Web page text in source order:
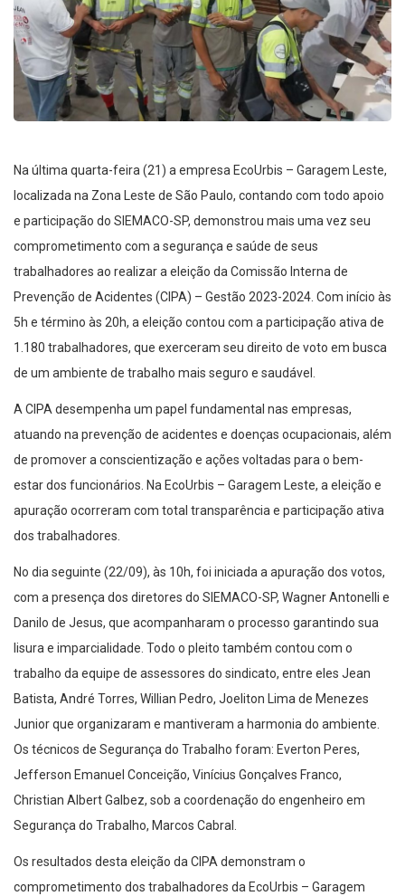
Na última quarta-feira (21) a empresa EcoUrbis – Garagem Leste,
localizada na Zona Leste de São Paulo, contando com todo apoio
e participação do SIEMACO-SP, demonstrou mais uma vez seu
comprometimento com a segurança e saúde de seus
trabalhadores ao realizar a eleição da Comissão Interna de
Prevenção de Acidentes (CIPA) – Gestão 2023-2024. Com início às
5h e término às 20h, a eleição contou com a participação ativa de
1.180 trabalhadores, que exerceram seu direito de voto em busca
de um ambiente de trabalho mais seguro e saudável.
A CIPA desempenha um papel fundamental nas empresas,
atuando na prevenção de acidentes e doenças ocupacionais, além
de promover a conscientização e ações voltadas para o bem-
estar dos funcionários. Na EcoUrbis – Garagem Leste, a eleição e
apuração ocorreram com total transparência e participação ativa
dos trabalhadores.
No dia seguinte (22/09), às 10h, foi iniciada a apuração dos votos,
com a presença dos diretores do SIEMACO-SP, Wagner Antonelli e
Danilo de Jesus, que acompanharam o processo garantindo sua
lisura e imparcialidade. Todo o pleito também contou com o
trabalho da equipe de assessores do sindicato, entre eles Jean
Batista, André Torres, Willian Pedro, Joeliton Lima de Menezes
Junior que organizaram e mantiveram a harmonia do ambiente.
Os técnicos de Segurança do Trabalho foram: Everton Peres,
Jefferson Emanuel Conceição, Vinícius Gonçalves Franco,
Christian Albert Galbez, sob a coordenação do engenheiro em
Segurança do Trabalho, Marcos Cabral.
Os resultados desta eleição da CIPA demonstram o
comprometimento dos trabalhadores da EcoUrbis – Garagem